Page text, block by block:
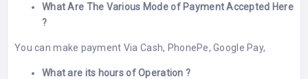
What Are The Various Mode of Payment Accepted Here
?
You can make payment Via Cash, PhonePe, Google Pay,
What are its hours of Operation ?